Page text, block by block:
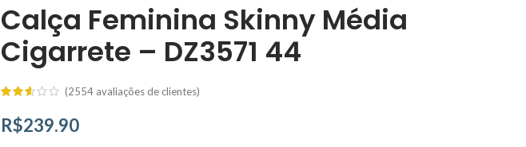
Calça Feminina Skinny Média
Cigarrete – DZ3571 44
(2554 avaliações de clientes)
R$239.90